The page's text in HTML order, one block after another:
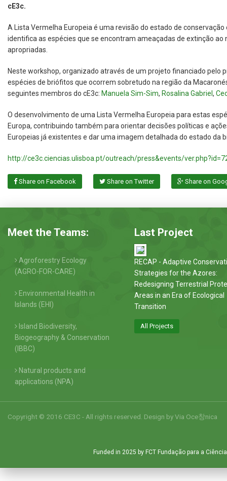
cE3c.
A Lista Vermelha Europeia é uma revisão do estado de
identifica as espécies que se encontram ameaçadas de extinção
apropriadas.
Neste workshop, organizado através de um projeto financiado pelo
espécies de briófitos que ocorrem sobretudo na região da
seguintes membros do cE3c: Manuela Sim-Sim, Rosalina Gabriel ,
O desenvolvimento de uma Lista Vermelha Europeia para estas
Europa, contribuindo também para orientar decisões políticas e
Europeias já existentes e dar uma imagem detalhada do estado da
http://ce3c.ciencias.ulisboa.pt/outreach/press&events/
Share on Facebook Share on Twitter Share on
Meet the Teams:
Agroforestry Ecology
(AGRO-FOR-CARE)
Environmental Health in
Islands (EHI)
Island Biodiversity,
Biogeography & Conservation
(IBBC)
Natural products and
applications (NPA)
Last Project
RECAP - Adaptive
Strategies for the Azores:
Redesigning Terrestrial
Areas in an Era of Ecological
Transition
All Projects
Copyright © 2016 CE3C - All rights reserved. Design byVia Oce창nica
Funded in 2025 by FCT Fundação para a